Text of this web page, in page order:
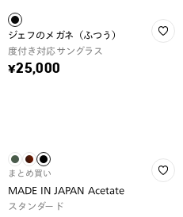
ジェフのメガネ（ふつう）
度付き対応サングラス
¥25,000
まとめ買い
MADE IN JAPAN Acetate
スタンダード